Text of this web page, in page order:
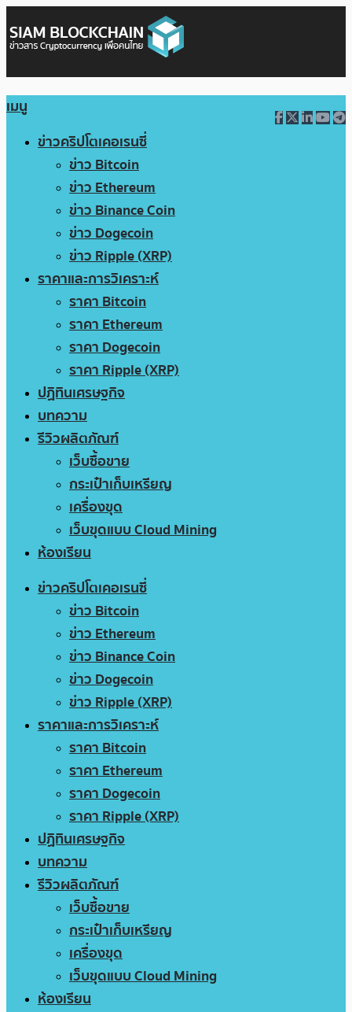
เมนู
ข่าวคริปโตเคอเรนซี่
ข่าว Bitcoin
ข่าว Ethereum
ข่าว Binance Coin
ข่าว Dogecoin
ข่าว Ripple (XRP)
ราคาและการวิเคราะห์
ราคา Bitcoin
ราคา Ethereum
ราคา Dogecoin
ราคา Ripple (XRP)
ปฏิทินเศรษฐกิจ
บทความ
รีวิวผลิตภัณฑ์
เว็บซื้อขาย
กระเป๋าเก็บเหรียญ
เครื่องขุด
เว็บขุดแบบ Cloud Mining
ห้องเรียน
ข่าวคริปโตเคอเรนซี่
ข่าว Bitcoin
ข่าว Ethereum
ข่าว Binance Coin
ข่าว Dogecoin
ข่าว Ripple (XRP)
ราคาและการวิเคราะห์
ราคา Bitcoin
ราคา Ethereum
ราคา Dogecoin
ราคา Ripple (XRP)
ปฏิทินเศรษฐกิจ
บทความ
รีวิวผลิตภัณฑ์
เว็บซื้อขาย
กระเป๋าเก็บเหรียญ
เครื่องขุด
เว็บขุดแบบ Cloud Mining
ห้องเรียน